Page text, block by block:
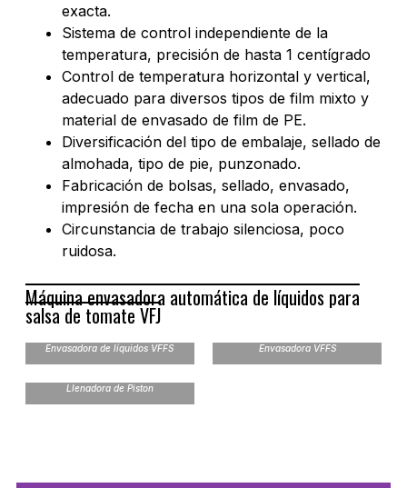
exacta.
Sistema de control independiente de la
temperatura, precisión de hasta 1 centígrado
Control de temperatura horizontal y vertical,
adecuado para diversos tipos de film mixto y
material de envasado de film de PE.
Diversificación del tipo de embalaje, sellado de
almohada, tipo de pie, punzonado.
Fabricación de bolsas, sellado, envasado,
impresión de fecha en una sola operación.
Circunstancia de trabajo silenciosa, poco
ruidosa.
Máquina envasadora automática de líquidos para
salsa de tomate VFJ
Envasadora de líquidos VFFS Envasadora VFFS
Llenadora de Piston